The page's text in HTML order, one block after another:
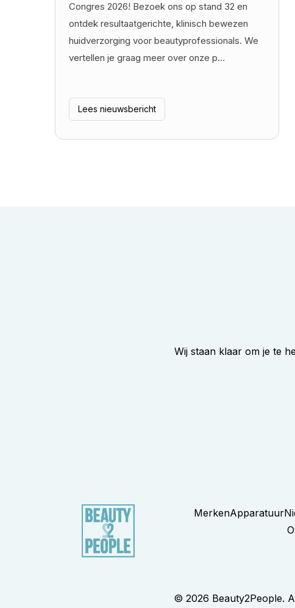
Congres 2026! Bezoek ons op stand 32 en
ontdek resultaatgerichte, klinisch bewezen
huidverzorging voor beautyprofessionals. We
vertellen je graag meer over onze p…
Lees nieuwsbericht
Wij staan klaar om je te
MerkenApparatuur
© 2026 Beauty2People.